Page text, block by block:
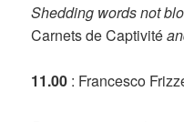
Shedding words not
Carnets de Captivité
11.00 : Francesco